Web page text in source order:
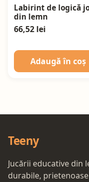
Labirint de logică
din lemn
66,52 lei
Adaugă în coș
Teeny
Jucării educative din
durabile,